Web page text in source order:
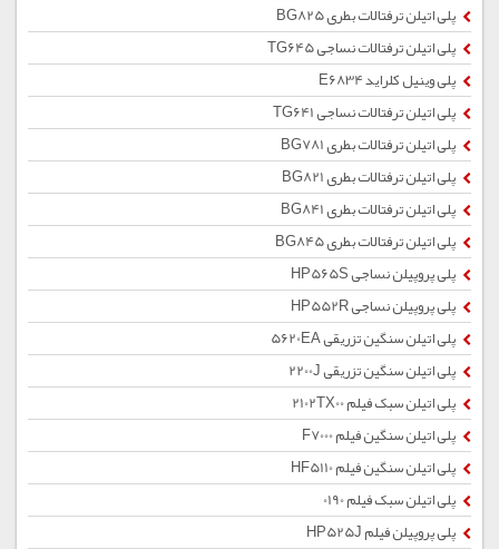
پلی اتیلن ترفتالات بطری BG825
پلی اتیلن ترفتالات نساجی TG645
پلی وینیل کلراید E6834
پلی اتیلن ترفتالات نساجی TG641
پلی اتیلن ترفتالات بطری BG781
پلی اتیلن ترفتالات بطری BG821
پلی اتیلن ترفتالات بطری BG841
پلی اتیلن ترفتالات بطری BG845
پلی پروپیلن نساجی HP565S
پلی پروپیلن نساجی HP552R
پلی اتیلن سنگین تزریقی 5620EA
پلی اتیلن سنگین تزریقی 2200J
پلی اتیلن سبک فیلم 2102TX00
پلی اتیلن سنگین فیلم F7000
پلی اتیلن سنگین فیلم HF5110
پلی اتیلن سبک فیلم 0190
پلی پروپیلن فیلم HP525J